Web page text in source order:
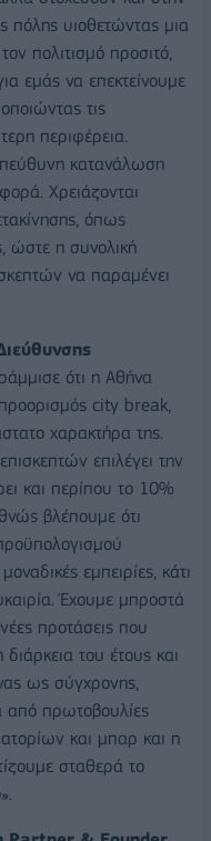
πόλης υιοθετώντας μια
πολιτισμό προσιτό,
εμάς να επεκτείνουμε
τις
περιφέρεια.
κατανάλωση
Χρειάζονται
όπως
ώστε η συνολική
να παραμένει
ότι η Αθήνα
city break,
χαρακτήρα της.
επιλέγει την
και περίπου το 10%
βλέπουμε ότι
εμπειρίες, κάτι
Έχουμε μπροστά
προτάσεις που
του έτους και
ως σύγχρονης,
πρωτοβουλίες
και μπαρ και η
σταθερά το